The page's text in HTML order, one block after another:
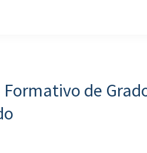
Formativo de